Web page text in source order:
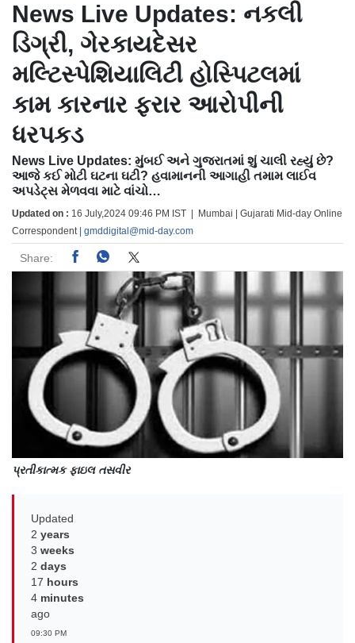
News Live Updates: નકલી
ડિગ્રી, ગેરકાયદેસર
મલ્ટિસ્પેશિયાલિટી હોસ્પિટલમાં
કામ કારનાર ફરાર આરોપીની
ધરપકડ
News Live Updates: મુંબઈ અને ગુજરાતમાં શું ચાલી રહ્યું છે?
આજે કઈ મોટી ઘટના ઘટી? હવામાનની આગાહી તમામ લાઈવ
અપડેટ્સ મેળવવા માટે વાંચો…
Updated on : 16 July,2024 09:46 PM IST | Mumbai | Gujarati Mid-day Online
Correspondent | gmddigital@mid-day.com
Share:
પ્રતીકાત્મક ફાઇલ તસવીર
Updated
2 years
3 weeks
2 days
17 hours
4 minutes
ago
09:30 PM